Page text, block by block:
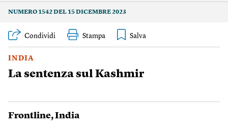
NUMERO 1542 DEL 15 DICEMBRE 2023
Condividi Stampa
INDIA
La sentenza sul Kashmir
Frontline,India